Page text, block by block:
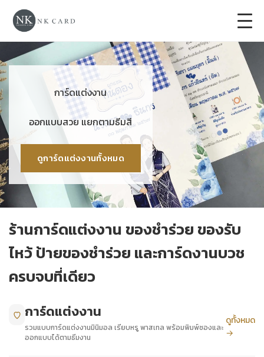
การ์ดแต่งงาน +
ของชำร่วยงานแต่ง
ของรับไหว้
ป้ายของชำร่วยงานแต่ง +
การ์ดงานบวช
ซองเปล่า
รับพิมพ์หน้าซอง
Wax Seal Sticker | สติกเกอร์ตราครั่งปิดซอง
การ์ดแต่งงานออนไลน์
การ์ดแต่งงาน
ออกแบบสวย แยกตามธีมสี
ดูการ์ดแต่งงานทั้งหมด
ร้านการ์ดแต่งงาน ของชำร่วย ของรับ
ไหว้ ป้ายของชำร่วย และการ์ดงานบวช
ครบจบที่เดียว
การ์ดแต่งงาน
รวมแบบการ์ดแต่งงานมินิมอล เรียบหรู พาสเทล พร้อมพิมพ์ซองและ
ออกแบบได้ตามธีมงาน
ดูทั้งหมด
→